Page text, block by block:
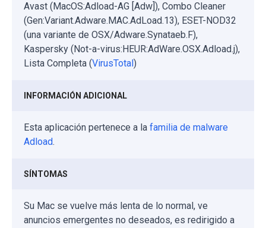
Avast (MacOS:Adload-AG [Adw]), Combo Cleaner
(Gen:Variant.Adware.MAC.AdLoad.13), ESET-NOD32
(una variante de OSX/Adware.Synataeb.F),
Kaspersky (Not-a-virus:HEUR:AdWare.OSX.Adload.j),
Lista Completa (VirusTotal)
INFORMACIÓN ADICIONAL
Esta aplicación pertenece a la familia de malware
Adload.
SÍNTOMAS
Su Mac se vuelve más lenta de lo normal, ve
anuncios emergentes no deseados, es redirigido a